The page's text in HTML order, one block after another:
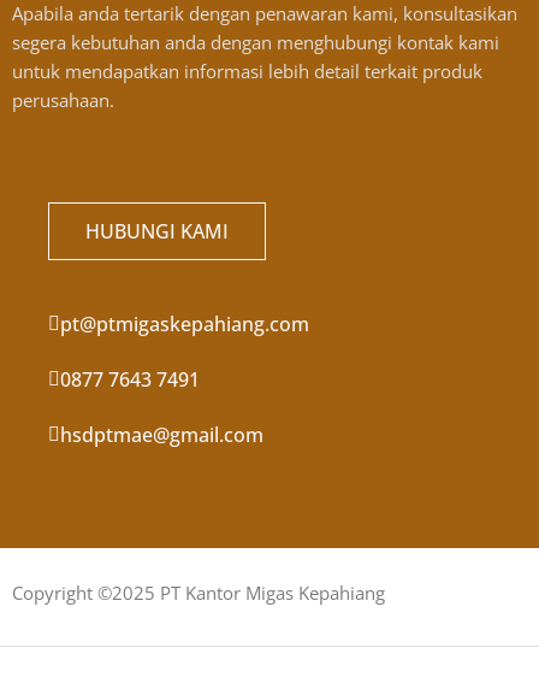
Apabila anda tertarik dengan penawaran kami, konsultasikan
segera kebutuhan anda dengan menghubungi kontak kami
untuk mendapatkan informasi lebih detail terkait produk
perusahaan.
HUBUNGI KAMI
pt@ptmigaskepahiang.com
0877 7643 7491
hsdptmae@gmail.com
Copyright ©2025 PT Kantor Migas Kepahiang